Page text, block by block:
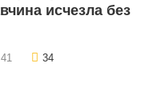
исчезла без
34